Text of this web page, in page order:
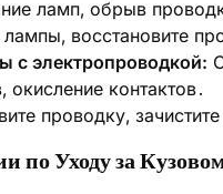
ламп‚ обрыв
восстановите
с электропроводкой:
окисление контактов․
проводку‚
по Уходу за